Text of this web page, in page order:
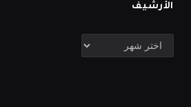
الأرشيف
الأرشيف